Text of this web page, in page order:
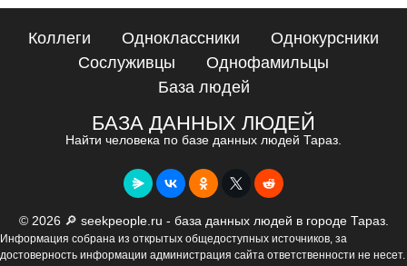
Коллеги Одноклассники
Однокурсники
Сослуживцы
Однофамильцы
База людей
БАЗА ДАННЫХ ЛЮДЕЙ
Найти человека по базе данных людей Тараз.
© 2026 🔎 seekpeople.ru - база данных людей в городе Тараз.
Информация собрана из открытых общедоступных источников, за
достоверность информации администрация сайта ответственности не несет.